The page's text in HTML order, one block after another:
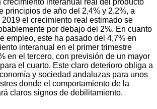
crecimiento interanual real del producto
principios de año del 2,4% y 2,2%, a
el crecimiento real estimado se
por debajo del 2%. En cuanto
empleo, este ha pasado del 4,7% en
interanual en el primer trimestre
en el tercero, con previsión de un mayor
el cuarto. Este claro deterioro obliga a
y sociedad andaluzas para unos
donde el comportamiento de la
claros signos de debilitamiento.